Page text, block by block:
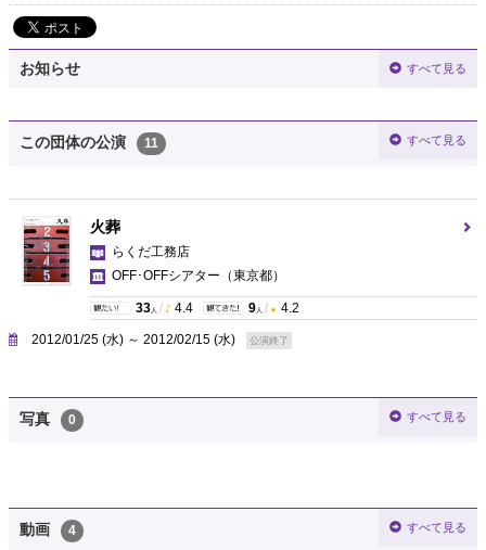
お知らせ すべて見る
この団体の公演 11 すべて見る
火葬
らくだ工務店
OFF･OFFシアター （東京都）
33 人 / 4.4 9 人 / 4.2
2012/01/25 (水) ～ 2012/02/15 (水) 公演終了
写真 0 すべて見る
動画 4 すべて見る